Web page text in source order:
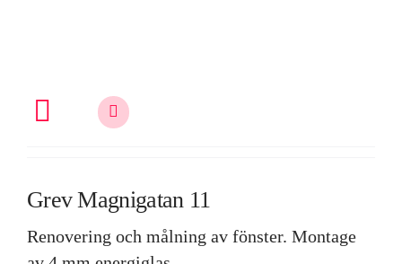
Toggle
Vem är du?
Grev Magnigatan 11
Renovering och målning av fönster. Montage